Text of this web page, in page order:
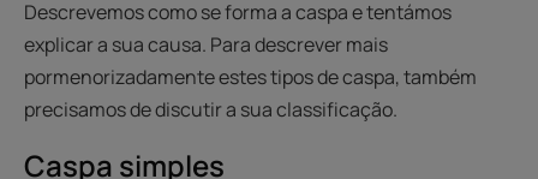
Descrevemos como se forma a caspa e tentámos
explicar a sua causa. Para descrever mais
pormenorizadamente estes tipos de caspa, também
precisamos de discutir a sua classificação.
Caspa simples